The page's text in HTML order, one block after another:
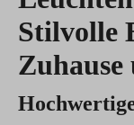
Stilvolle
Zuhause